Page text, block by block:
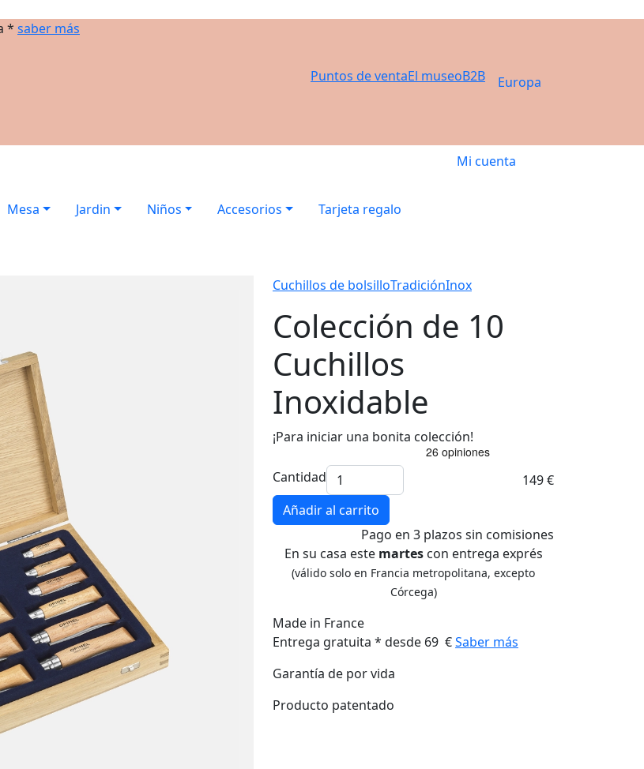
* saber más
Puntos de ventaEl museoB2B Europa
Mi cuenta
Mesa Jardin Niños Accesorios
Tarjeta regalo
Cuchillos de bolsilloTradiciónInox
Colección de 10
Cuchillos
Inoxidable
¡Para iniciar una bonita colección!
Cantidad
149 €
Añadir al carrito
Pago en 3 plazos sin comisiones
En su casa este martescon entrega exprés
(válido solo en Francia metropolitana, excepto
Córcega)
Made in France
Entrega gratuita * desde 69 €Saber más
Garantía de por vida
Producto patentado